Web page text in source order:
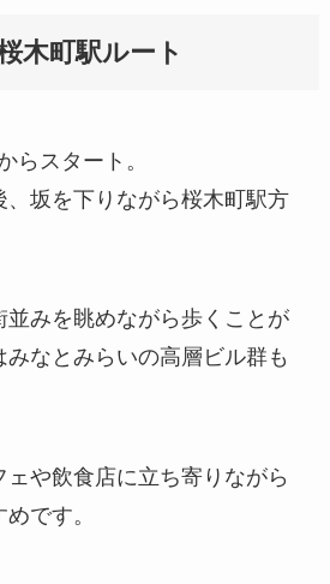
木町駅ルート
らスタート。
坂を下りながら桜木町駅方
みを眺めながら歩くことが
なとみらいの高層ビル群も
や飲食店に立ち寄りながら
です。